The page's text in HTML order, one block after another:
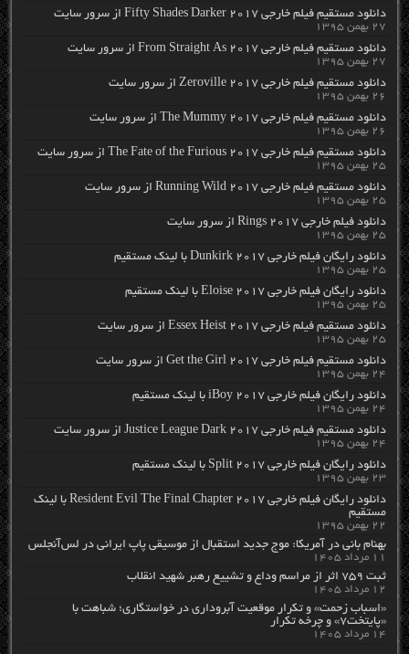
دانلود مستقیم فیلم خارجی Fifty Shades Darker 2017 از سرور سایت
۲۷ بهمن ۱۳۹۵
دانلود مستقیم فیلم خارجی From Straight As 2017 از سرور سایت
۲۷ بهمن ۱۳۹۵
دانلود مستقیم فیلم خارجی Zeroville 2017 از سرور سایت
۲۶ بهمن ۱۳۹۵
دانلود مستقیم فیلم خارجی The Mummy 2017 از سرور سایت
۲۶ بهمن ۱۳۹۵
دانلود مستقیم فیلم خارجی The Fate of the Furious 2017 از سرور سایت
۲۵ بهمن ۱۳۹۵
دانلود مستقیم فیلم خارجی Running Wild 2017 از سرور سایت
۲۵ بهمن ۱۳۹۵
دانلود فیلم خارجی Rings 2017 از سرور سایت
۲۵ بهمن ۱۳۹۵
دانلود رایگان فیلم خارجی Dunkirk 2017 با لینک مستقیم
۲۵ بهمن ۱۳۹۵
دانلود رایگان فیلم خارجی Eloise 2017 با لینک مستقیم
۲۵ بهمن ۱۳۹۵
دانلود مستقیم فیلم خارجی Essex Heist 2017 از سرور سایت
۲۵ بهمن ۱۳۹۵
دانلود مستقیم فیلم خارجی Get the Girl 2017 از سرور سایت
۲۴ بهمن ۱۳۹۵
دانلود رایگان فیلم خارجی iBoy 2017 با لینک مستقیم
۲۴ بهمن ۱۳۹۵
دانلود مستقیم فیلم خارجی Justice League Dark 2017 از سرور سایت
۲۴ بهمن ۱۳۹۵
دانلود رایگان فیلم خارجی Split 2017 با لینک مستقیم
۲۳ بهمن ۱۳۹۵
دانلود رایگان فیلم خارجی Resident Evil The Final Chapter 2017 با لینک
مستقیم
۲۲ بهمن ۱۳۹۵
بهنام بانی در آمریکا: موج جدید استقبال از موسیقی پاپ ایرانی در لس‌آنجلس
۱۱ مرداد ۱۴۰۵
ثبت ۷۵۹ اثر از مراسم وداع و تشییع رهبر شهید انقلاب
۱۲ مرداد ۱۴۰۵
«اسباب زحمت» و تکرار موقعیت آبروداری در خواستگاری؛ شباهت با
«پایتخت۷» و چرخه تکرار
۱۴ مرداد ۱۴۰۵